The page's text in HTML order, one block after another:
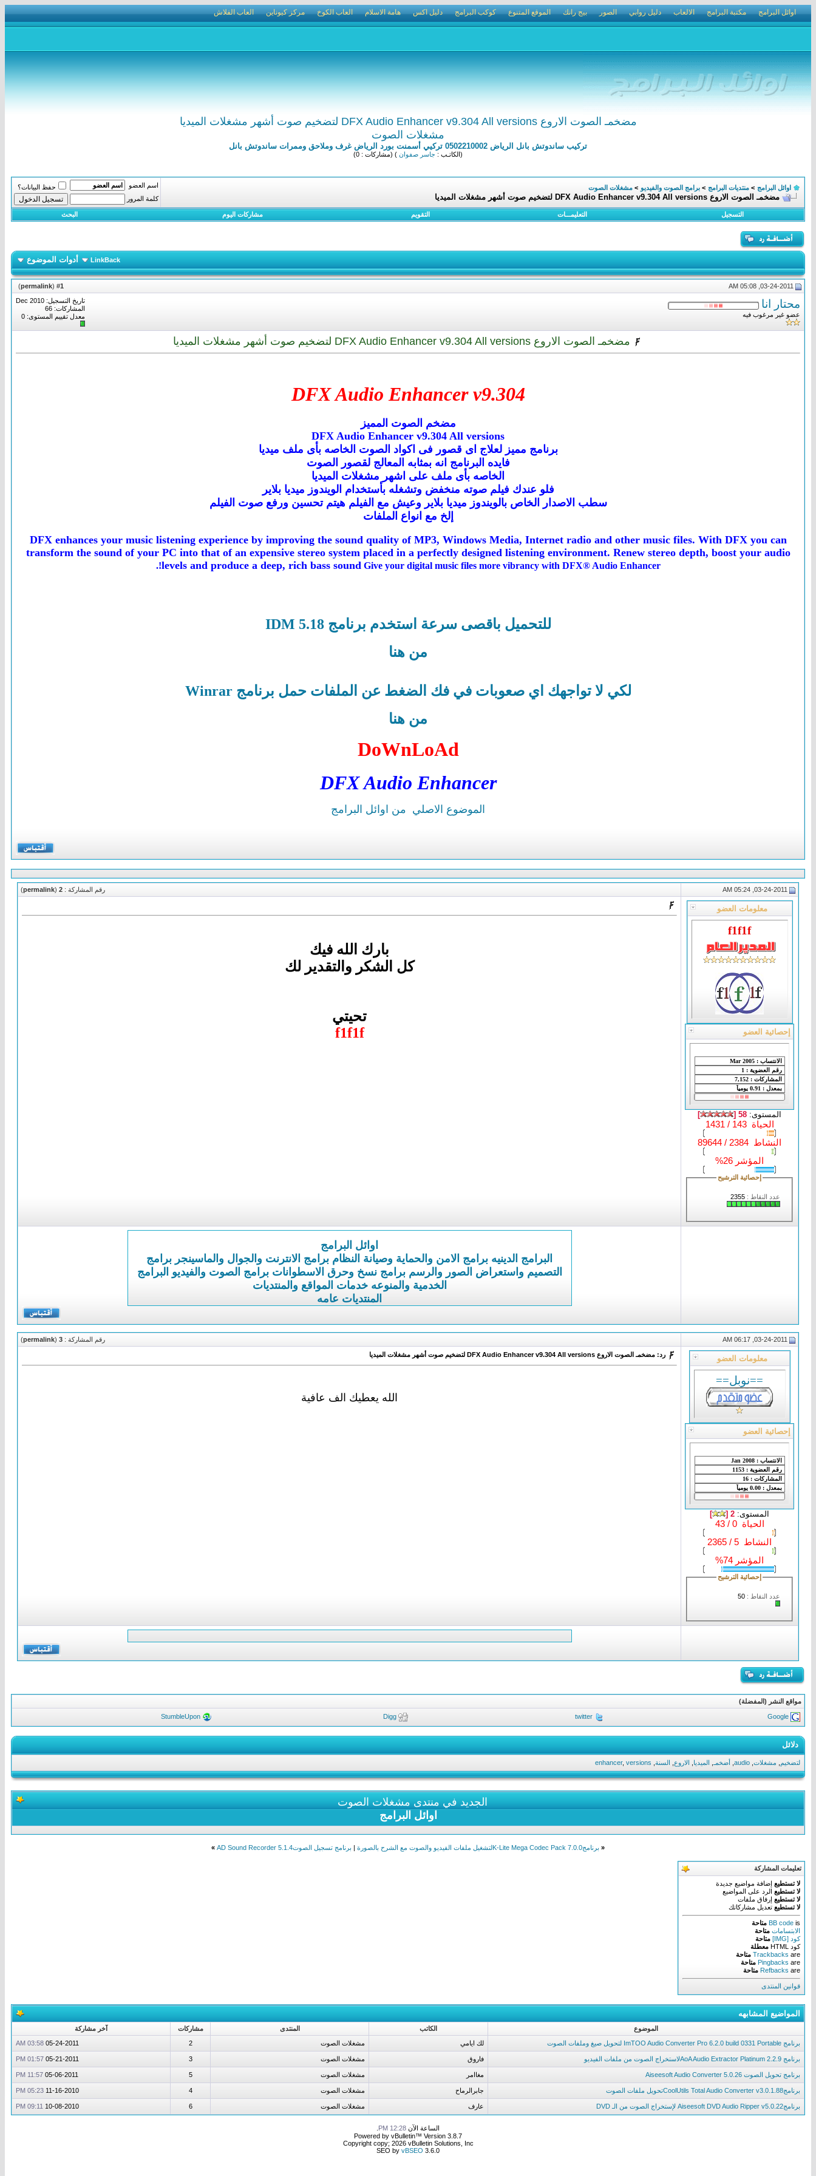
اوائل البرامج مكتبة البرامج الالعاب دليل روابي الصور بيج رانك الموقع المتنوع كوكب البرامج دليل اكس هامة الاسلام العاب الكوخ مركز كيوناين العاب الفلاش
مضخمـ الصوت الاروع DFX Audio Enhancer v9.304 All versions لتضخيم صوت أشهر مشغلات الميديا
مشغلات الصوت
تركيب ساندوتش بانل الرياض 0502210002 تركيي أسمنت بورد الرياض غرف وملاحق وممرات ساندوتش بانل
(الكاتـب : جاسر صفوان ) (مشاركات : 0)
اوائل البرامج > منتديات البرامج > برامج الصوت والفيديو > مشغلات الصوت
مضخمـ الصوت الاروع DFX Audio Enhancer v9.304 All versions لتضخيم صوت أشهر مشغلات الميديا
اسم العضو
حفظ البيانات؟
كلمة المرور
التسجيل التعليمـــات التقويم مشاركات اليوم البحث
LinkBack أدوات الموضوع
1
(
permalink
)
محتار انا
عضو غير مرغوب فيه
تاريخ التسجيل: Dec 2010
المشاركات: 66
معدل تقييم المستوى: 0
مضخمـ الصوت الاروع DFX Audio Enhancer v9.304 All versions لتضخيم صوت أشهر مشغلات الميديا
DFX Audio Enhancer v9.304
مضخم الصوت المميز
DFX Audio Enhancer v9.304 All versions
برنامج مميز لعلاج اى قصور فى اكواد الصوت الخاصه بأى ملف ميديا
فايده البرنامج انه بمثابه المعالج لقصور الصوت
الخاصه بأى ملف على اشهر مشغلات الميديا
فلو عندك فيلم صوته منخفض وتشغله بأستخدام الويندوز ميديا بلاير
سطب الاصدار الخاص بالويندوز ميديا بلاير وعيش مع الفيلم هيتم تحسين ورفع صوت الفيلم
إلخ مع انواع الملفات
DFX enhances your music listening experience by improving the sound quality of MP3, Windows Media, Internet radio and other music files. With DFX you can
transform the sound of your PC into that of an expensive stereo system placed in a perfectly designed listening environment. Renew stereo depth, boost your audio
levels and produce a deep, rich bass sound Give your digital music files more vibrancy with DFX® Audio Enhancer!.
للتحميل باقصى سرعة استخدم برنامج IDM 5.18
من هنا
لكي لا تواجهك اي صعوبات في فك الضغط عن الملفات حمل برنامج Winrar
من هنا
DoWnLoAd
DFX Audio Enhancer
الموضوع الاصلي من اوائل البرامج
رقم المشاركة : 2
(
permalink
)
معلومات العضو
f1f1f
إحصائية العضو
المستوى: 58 [
]
الحياة 143 / 1431
النشاط 2384 / 89644
المؤشر 26%
إحصائية الترشيح
عدد النقاط :2355
بارك الله فيك
كل الشكر والتقدير لك
تحيتي
f1f1f
اوائل البرامج
البرامج الدينيه برامج الامن والحماية وصيانة النظام برامج الانترنت والجوال والماسينجر برامج
التصميم واستعراض الصور والرسم برامج نسخ وحرق الاسطوانات برامج الصوت والفيديو البرامج
الخدمية والمنوعه خدمات المواقع والمنتديات
المنتديات عامه
رقم المشاركة : 3
(
permalink
)
معلومات العضو
==نوبل==
إحصائية العضو
المستوى: 2 [
]
الحياة 0 / 43
النشاط 5 / 2365
المؤشر 74%
إحصائية الترشيح
عدد النقاط :50
رد: مضخمـ الصوت الاروع DFX Audio Enhancer v9.304 All versions لتضخيم صوت أشهر مشغلات الميديا
الله يعطيك الف عافية
مواقع النشر (المفضلة)
Google
twitter
Digg
StumbleUpon
دلائل
لتضخيم مشغلات audio أضخمـ الميديا الاروع السنة enhancer, versions
الجديد في منتدى مشغلات الصوت
اوائل البرامج
« برنامجK-Lite Mega Codec Pack 7.0.0لتشغيل ملفات الفيديو والصوت مع الشرح بالصورة | برنامج تسجيل الصوتAD Sound Recorder 5.1.4 »
تعليمات المشاركة
لا تستطيع إضافة مواضيع جديدة
لا تستطيع الرد على المواضيع
لا تستطيع إرفاق ملفات
لا تستطيع تعديل مشاركاتك
BB code is
متاحة
الابتسامات متاحة
كود [IMG]
متاحة
كود HTML
معطلة
Trackbacks are
متاحة
Pingbacks are
متاحة
Refbacks are متاحة
قوانين المنتدى
المواضيع المشابهه
الموضوع الكاتب المنتدى مشاركات
آخر مشاركة
برنامج ImTOO Audio Converter Pro 6.2.0 build 0331 Portable لتحويل صيغ وملفات الصوت
لك ايامي مشغلات الصوت 2
05-24-2011
03:58 AM
برنامج AoA Audio Extractor Platinum 2.2.9لاستخراج الصوت من ملفات الفيديو فاروق مشغلات الصوت 3
05-21-2011
01:57 PM
برنامج تحويل الصوت Aiseesoft Audio Converter 5.0.26 مغاامر مشغلات الصوت 5
05-06-2011
11:57 PM
برنامجCoolUtils Total Audio Converter v3.0.1.88تحويل ملفات الصوت جابرالرماح مشغلات الصوت 4
11-16-2010
05:23 PM
برنامجAiseesoft DVD Audio Ripper v5.0.22 لإستخراج الصوت من الـ DVD عارف مشغلات الصوت 6
10-08-2010
09:11 PM
الساعة الآن 12:28 PM
Powered by vBulletin™ Version 3.8.7
Copyright copy; 2026 vBulletin Solutions, Inc
SEO by vBSEO 3.6.0